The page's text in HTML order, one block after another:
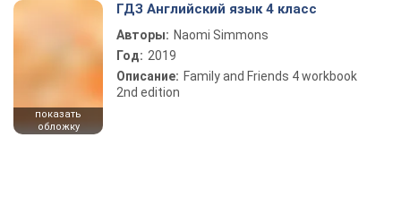
показать
обложку
ГДЗ Английский язык 4 класс
Авторы: Naomi Simmons
Год: 2019
Описание: Family and Friends 4 workbook
2nd edition